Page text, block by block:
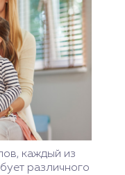
каждый из
различного